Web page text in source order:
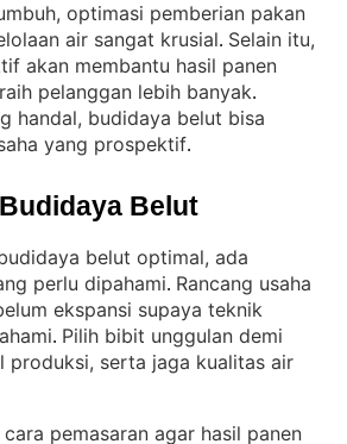
optimasi pemberian pakan
air sangat krusial. Selain itu,
akan membantu hasil panen
pelanggan lebih banyak
handal, budidaya belut bisa
yang prospektif.
Belut
belut optimal, ada
perlu dipahami. Rancang usaha
ekspansi supaya teknik
. Pilih bibit unggulan demi
produksi, serta jaga kualitas air
pemasaran agar hasil panen